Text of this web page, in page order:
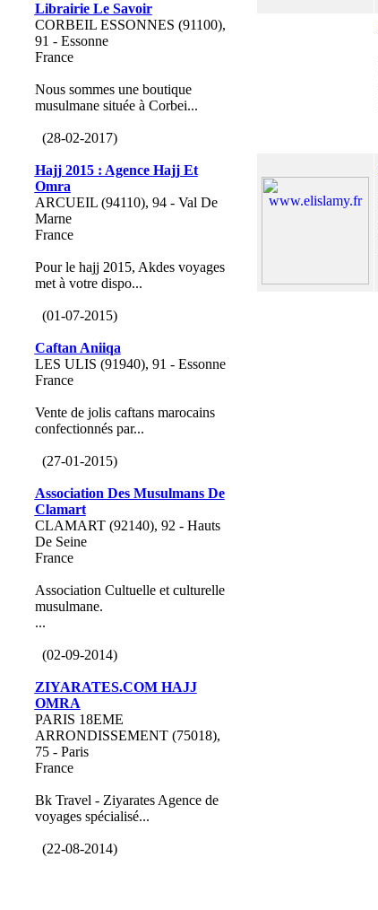
Librairie Le Savoir
CORBEIL ESSONNES (91100),
91 - Essonne
France
Nous sommes une boutique
musulmane située à Corbei...
(28-02-2017)
Hajj 2015 : Agence Hajj Et
Omra
ARCUEIL (94110), 94 - Val De
Marne
France
Pour le hajj 2015, Akdes voyages
met à votre dispo...
(01-07-2015)
Caftan Aniiqa
LES ULIS (91940), 91 - Essonne
France
Vente de jolis caftans marocains
confectionnés par...
(27-01-2015)
Association Des Musulmans De
Clamart
CLAMART (92140), 92 - Hauts
De Seine
France
Association Cultuelle et culturelle
musulmane.
...
(02-09-2014)
ZIYARATES.COM HAJJ
OMRA
PARIS 18EME
ARRONDISSEMENT (75018),
75 - Paris
France
Bk Travel - Ziyarates Agence de
voyages spécialisé...
(22-08-2014)